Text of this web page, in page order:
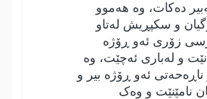
دەکات، وە ھەموو
و سکپڕیش لەتاو
زۆری ئەو ڕۆژە
و لەباری ئەچێت، وە
ئەو ڕۆژە بیر و
نامێنێت و وەک